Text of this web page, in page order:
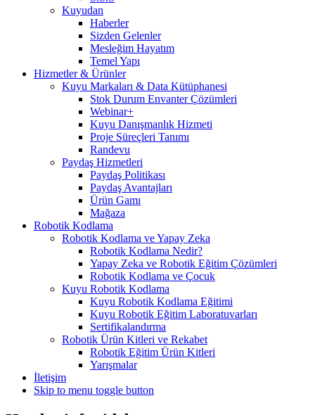
Kuyudan
Haberler
Sizden Gelenler
Mesleğim Hayatım
Temel Yapı
Hizmetler & Ürünler
Kuyu Markaları & Data Kütüphanesi
Stok Durum Envanter Çözümleri
Webinar+
Kuyu Danışmanlık Hizmeti
Proje Süreçleri Tanımı
Randevu
Paydaş Hizmetleri
Paydaş Politikası
Paydaş Avantajları
Ürün Gamı
Mağaza
Robotik Kodlama
Robotik Kodlama ve Yapay Zeka
Robotik Kodlama Nedir?
Yapay Zeka ve Robotik Eğitim Çözümleri
Robotik Kodlama ve Çocuk
Kuyu Robotik Kodlama
Kuyu Robotik Kodlama Eğitimi
Kuyu Robotik Eğitim Laboratuvarları
Sertifikalandırma
Robotik Ürün Kitleri ve Rekabet
Robotik Eğitim Ürün Kitleri
Yarışmalar
İletişim
Skip to menu toggle button